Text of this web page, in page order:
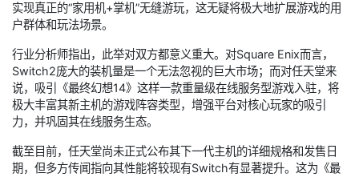
实现真正的“家用机+掌机”无缝游玩，这无疑将极大地扩展游戏的用
户群体和玩法场景。
行业分析师指出，此举对双方都意义重大。对Square Enix而言，
Switch2庞大的装机量是一个无法忽视的巨大市场；而对任天堂来
说，吸引《最终幻想14》这样一款重量级在线服务型游戏入驻，将
极大丰富其新主机的游戏阵容类型，增强平台对核心玩家的吸引
力，并巩固其在线服务生态。
截至目前，任天堂尚未正式公布其下一代主机的详细规格和发售日
期，但多方传闻指向其性能将较现有Switch有显著提升。这为《最